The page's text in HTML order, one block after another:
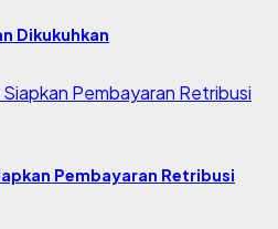
Dikukuhkan
Pembayaran Retribusi